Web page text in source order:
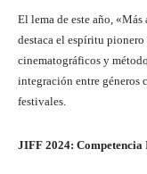
El lema de este año,
destaca el espíritu
cinematográficos y
integración entre géneros
festivales.
JIFF 2024: